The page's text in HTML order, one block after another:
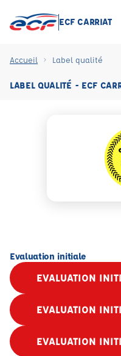
ECF CARRIAT
Accueil Label qualité
LABEL QUALITÉ - ECF
Evaluation initiale
EVALUATION
EVALUATION
EVALUATION